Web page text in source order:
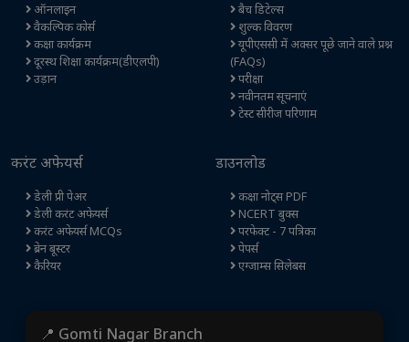
ऑनलाइन
वैकल्पिक कोर्स
कक्षा कार्यक्रम
दूरस्थ शिक्षा कार्यक्रम(डीएलपी)
उड़ान
बैच डिटेल्स
शुल्क विवरण
यूपीएससी में अक्सर पूछे जाने वाले प्रश्न
(FAQs)
परीक्षा
नवीनतम सूचनाएं
टेस्ट सीरीज परिणाम
करंट अफेयर्स
डेली प्री पेअर
डेली करंट अफेयर्स
करंट अफेयर्स MCQs
ब्रेन बूस्टर
कैरियर
डाउनलोड
कक्षा नोट्स PDF
NCERT बुक्स
परफेक्ट - 7 पत्रिका
पेपर्स
एग्जाम्स सिलेबस
📍 Gomti Nagar Branch